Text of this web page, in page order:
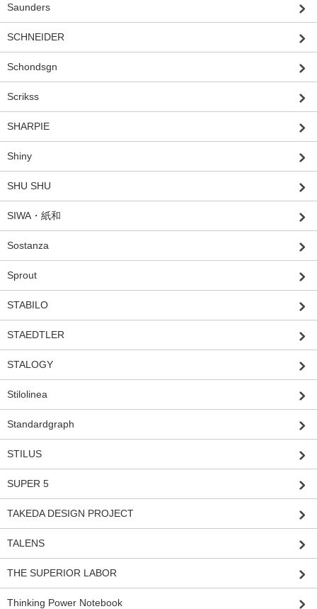
Saunders
SCHNEIDER
Schondsgn
Scrikss
SHARPIE
Shiny
SHU SHU
SIWA・紙和
Sostanza
Sprout
STABILO
STAEDTLER
STALOGY
Stilolinea
Standardgraph
STILUS
SUPER 5
TAKEDA DESIGN PROJECT
TALENS
THE SUPERIOR LABOR
Thinking Power Notebook